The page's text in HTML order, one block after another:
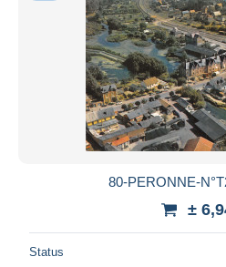
80-PERONNE-
±
Status